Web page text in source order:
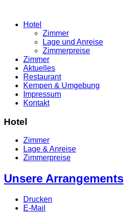
Hotel
Zimmer
Lage und Anreise
Zimmerpreise
Zimmer
Aktuelles
Restaurant
Kempen & Umgebung
Impressum
Kontakt
Hotel
Zimmer
Lage & Anreise
Zimmerpreise
Unsere Arrangements
Drucken
E-Mail